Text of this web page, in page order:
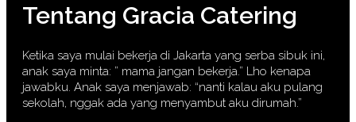
Tentang Gracia Catering
Ketika saya mulai bekerja di Jakarta yang serba sibuk ini,
anak saya minta: ” mama jangan bekerja.” Lho kenapa
jawabku. Anak saya menjawab: “nanti kalau aku pulang
sekolah, nggak ada yang menyambut aku dirumah.”